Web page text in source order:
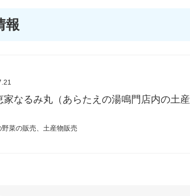
報
家なるみ丸（あらたえの湯鳴門店内の土産
野菜の販売、土産物販売